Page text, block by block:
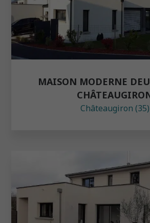
MAISON MODERNE
Châteaugiron (35)